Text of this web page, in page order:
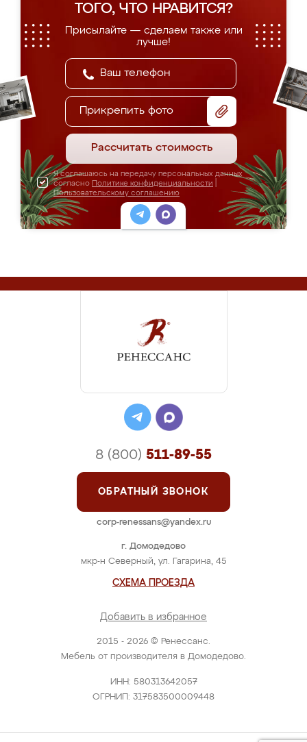
ТОГО, ЧТО НРАВИТСЯ?
Присылайте — сделаем также или
лучше!
Прикрепить фото
Рассчитать стоимость
Я соглашаюсь на передачу персональных данных
согласно Политике конфиденциальности
Пользовательскому соглашению
2015 - 2026 © Ренессанс.
Мебель от производителя в Домодедово.
ИНН: 580313642057
ОГРНИП: 317583500009448
г. Домодедово
мкр-н Северный, ул. Гагарина, 45
СХЕМА ПРОЕЗДА
Добавить в избранное
8 (800) 511-89-55
ОБРАТНЫЙ ЗВОНОК
corp-renessans@yandex.ru